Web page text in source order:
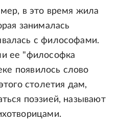
в это время жила
занималась
с философами.
ее "философка
появилось слово
столетия дам,
поэзией, называют